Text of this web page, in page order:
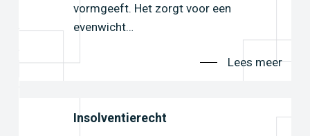
vormgeeft. Het zorgt voor een
evenwicht…
Lees meer
Insolventierecht